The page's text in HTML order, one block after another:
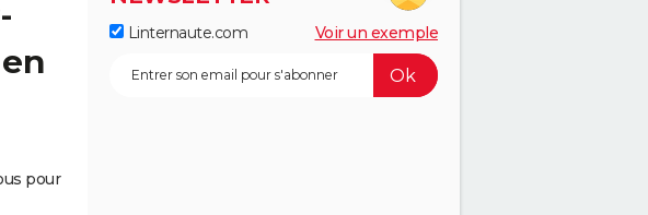
pour
Linternaute.com Voir un exemple